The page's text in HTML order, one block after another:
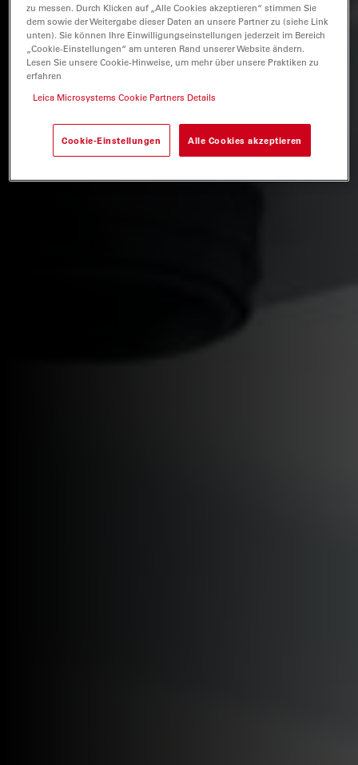
zu messen. Durch Klicken auf „Alle Cookies akzeptieren“ stimmen Sie
dem sowie der Weitergabe dieser Daten an unsere Partner zu (siehe Link
unten). Sie können Ihre Einwilligungseinstellungen jederzeit im Bereich
„Cookie-Einstellungen“ am unteren Rand unserer Website ändern.
Lesen Sie unsere Cookie-Hinweise, um mehr über unsere Praktiken zu
erfahren
Leica Microsystems Cookie Partners Details
Cookie-Einstellungen Alle Cookies akzeptieren